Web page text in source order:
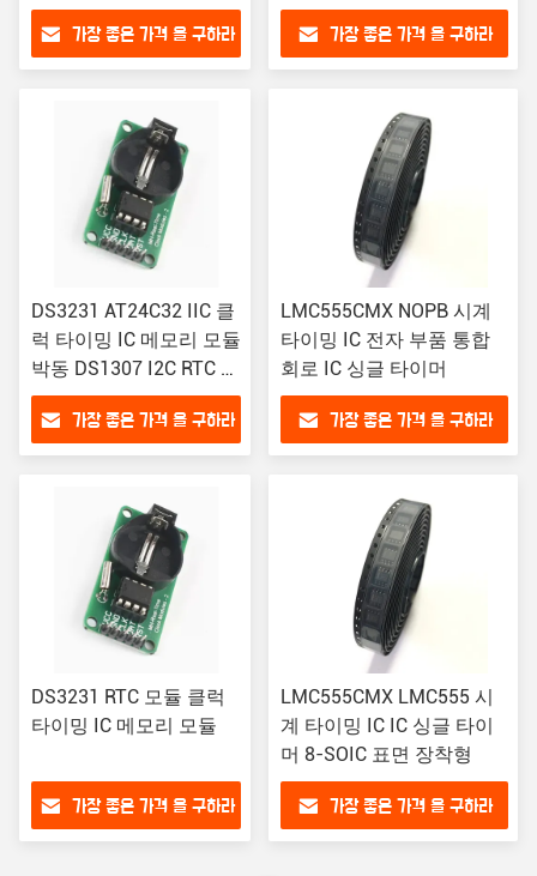
가장 좋은 가격 을 구하라 가장 좋은 가격 을 구하라
DS3231 AT24C32 IIC 클
럭 타이밍 IC 메모리 모듈
박동 DS1307 I2C RTC 보
드를 교체 (배터리 없음)
가장 좋은 가격 을 구하라
LMC555CMX NOPB 시계
타이밍 IC 전자 부품 통합
회로 IC 싱글 타이머
가장 좋은 가격 을 구하라
DS3231 RTC 모듈 클럭
타이밍 IC 메모리 모듈
가장 좋은 가격 을 구하라
LMC555CMX LMC555 시
계 타이밍 IC IC 싱글 타이
머 8-SOIC 표면 장착형
가장 좋은 가격 을 구하라